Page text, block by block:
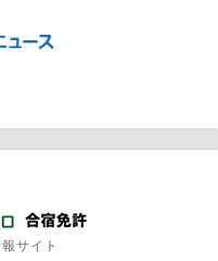
サイト